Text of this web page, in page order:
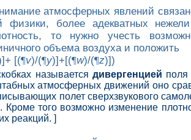
атмосферных явлений
физики, более адекватных
то нужно учесть
объема воздуха и положить
[(¶v)/(¶y)]+[(¶w)/(¶z)])
называется дивергенцией поля
атмосферных движений оно
полет сверхзвукового
Кроме того возможно изменение
реакций. ]